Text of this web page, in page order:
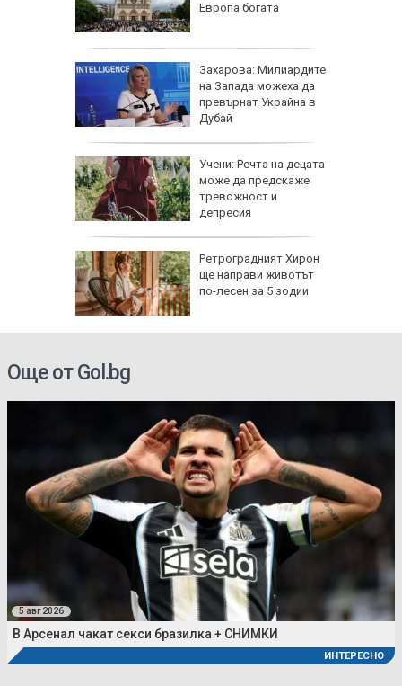
Европа богата
Захарова: Милиардите
на Запада можеха да
превърнат Украйна в
Дубай
Учени: Речта на децата
може да предскаже
тревожност и
депресия
Ретроградният Хирон
ще направи животът
по-лесен за 5 зодии
Още от Gol.bg
5 авг 2026
В Арсенал чакат секси бразилка + СНИМКИ
ИНТЕРЕСНО